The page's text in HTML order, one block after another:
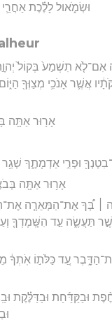
וּשְׂמֹ֑אול לָלֶ֗כֶת
אִם־לֹ֤א תִשְׁמַע֙ בְּקוֹל֙
אֲשֶׁ֛ר אָנֹכִ֥י מְצַוְּךָ֖
אָר֥וּר אַתָּ֖ה
וּפְרִ֣י אַדְמָתֶ֑ךָ שְׁגַ֥ר
אָר֥וּר אַתָּ֖ה
׀ בְּ֠ךָ אֶת־הַמְּאֵרָ֤ה
תַּעֲשֶׂ֑ה עַ֣ד הִשָּֽׁמֶדְךָ֤
עַ֚ד כַּלֹּת֣וֹ
וּבַקַּדַּ֜חַת וּבַדַּלֶּ֗קֶת